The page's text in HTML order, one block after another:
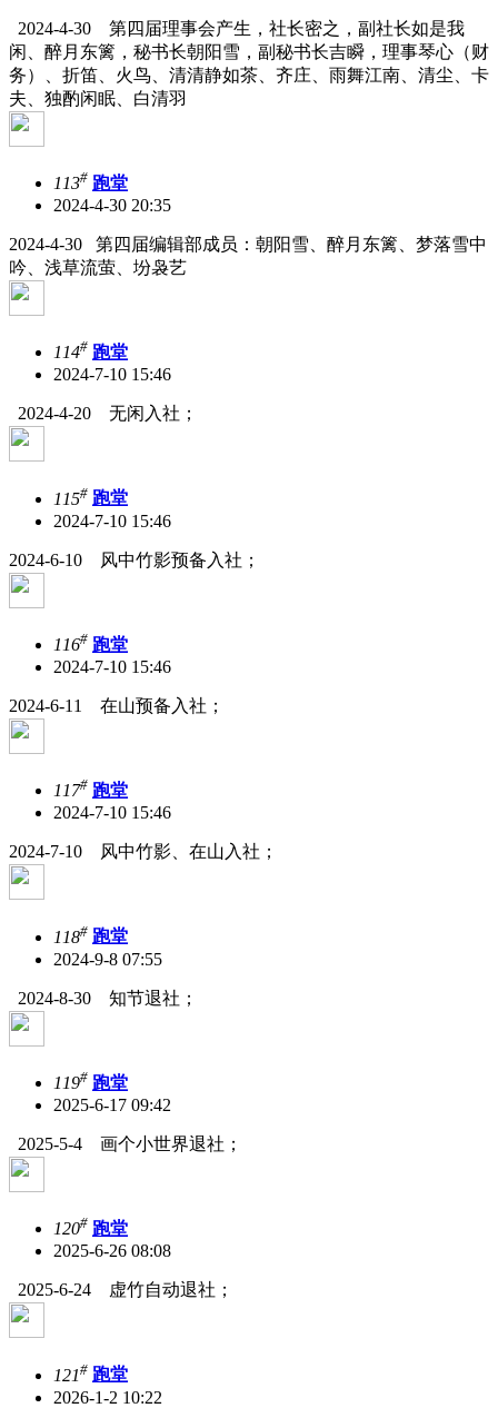
2024-4-30 第四届理事会产生，社长密之，副社长如是我
闲、醉月东篱，秘书长朝阳雪，副秘书长吉瞬，理事琴心（财
务）、折笛、火鸟、清清静如茶、齐庄、雨舞江南、清尘、卡
夫、独酌闲眠、白清羽
113# 跑堂
2024-4-30 20:35
2024-4-30 第四届编辑部成员：朝阳雪、醉月东篱、梦落雪中
吟、浅草流萤、坋袅艺
114# 跑堂
2024-7-10 15:46
2024-4-20 无闲入社；
115# 跑堂
2024-7-10 15:46
2024-6-10 风中竹影预备入社；
116# 跑堂
2024-7-10 15:46
2024-6-11 在山预备入社；
117# 跑堂
2024-7-10 15:46
2024-7-10 风中竹影、在山入社；
118# 跑堂
2024-9-8 07:55
2024-8-30 知节退社；
119# 跑堂
2025-6-17 09:42
2025-5-4 画个小世界退社；
120# 跑堂
2025-6-26 08:08
2025-6-24 虚竹自动退社；
121# 跑堂
2026-1-2 10:22